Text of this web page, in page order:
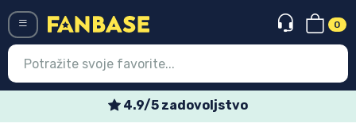
0
4.9/5 zadovoljstvo